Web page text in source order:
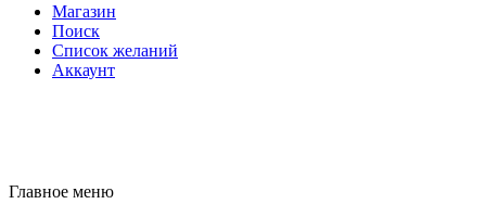
Магазин
Поиск
Список желаний
Аккаунт
Главное меню